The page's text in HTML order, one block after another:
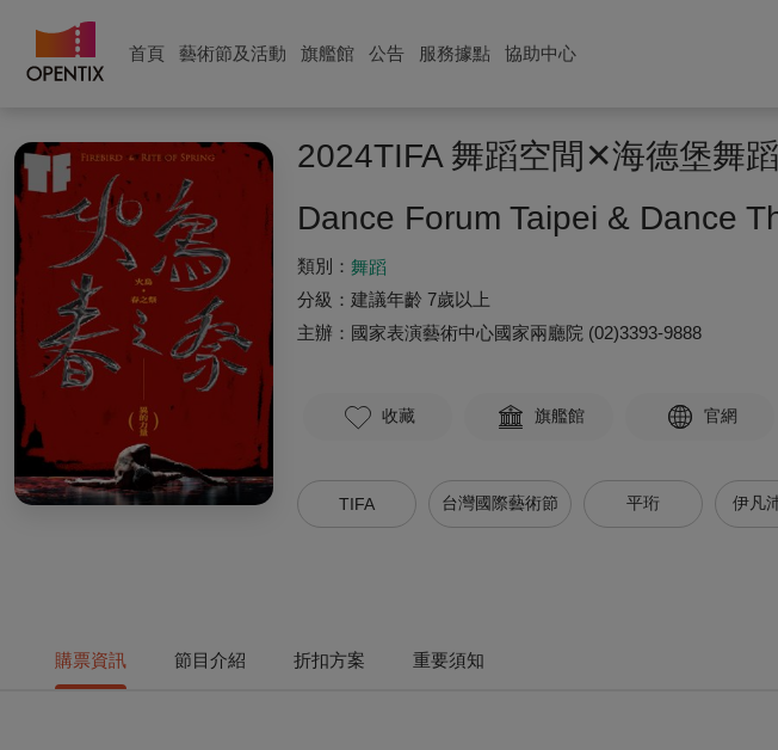
首頁 藝術節及活動 旗艦館 公告 服務據點 協助中心
2024TIFA 舞蹈空間✕海德堡舞
Dance Forum Taipei & Dance
類別： 舞蹈
分級： 建議年齡 7歲以上
主辦： 國家表演藝術中心國家兩廳院 (02)3393-9888
收藏 旗艦館 官網
TIFA 台灣國際藝術節 平珩 伊凡
購票資訊 節目介紹 折扣方案 重要須知